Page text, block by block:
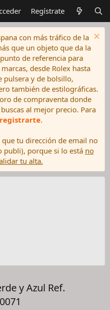
Regístrate
con más tráfico de la
que un objeto que da la
de referencia para
desde Rolex hasta
pulsera y de bolsillo,
también de estilográficas.
de compraventa donde
al mejor precio. Para
registrarte.
tu dirección de email no
publi), porque si lo está no
tu alta.
y Azul Ref.